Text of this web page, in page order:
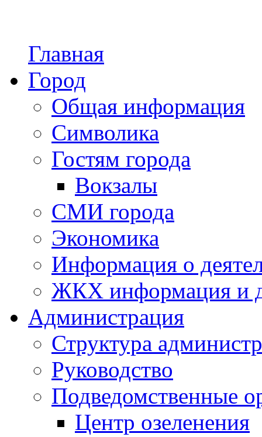
Главная
Город
Общая информация
Символика
Гостям города
Вокзалы
СМИ города
Экономика
Информация о
ЖКХ информация и
Администрация
Структура
Руководство
Подведомственные
Центр озеленения